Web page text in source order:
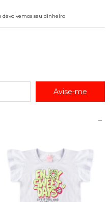
devolvemos seu dinheiro
Avise-me